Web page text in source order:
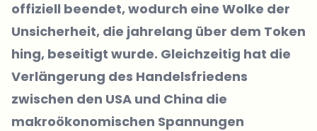
offiziell beendet, wodurch eine Wolke der
Unsicherheit, die jahrelang über dem Token
hing, beseitigt wurde. Gleichzeitig hat die
Verlängerung des Handelsfriedens
zwischen den USA und China die
makroökonomischen Spannungen